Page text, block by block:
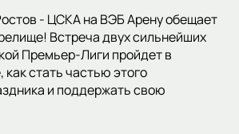
- ЦСКА на ВЭБ Арену обещает
Встреча двух сильнейших
Премьер-Лиги пройдет в
стать частью этого
и поддержать свою